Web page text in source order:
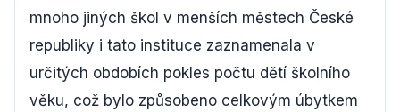
mnoho jiných škol v menších městech České
republiky i tato instituce zaznamenala v
určitých obdobích pokles počtu dětí školního
věku, což bylo způsobeno celkovým úbytkem